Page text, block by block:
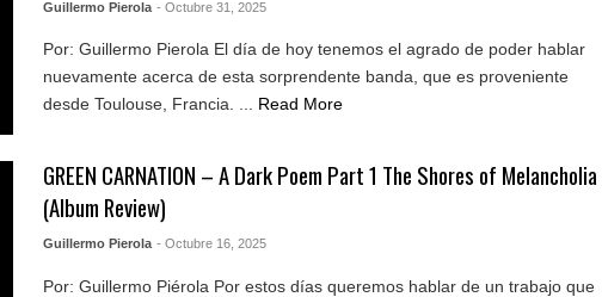
Guillermo Pierola - Octubre 31, 2025
Por: Guillermo Pierola El día de hoy tenemos el agrado de poder hablar
nuevamente acerca de esta sorprendente banda, que es proveniente
desde Toulouse, Francia. ...
Read More
GREEN CARNATION – A Dark Poem Part 1 The Shores of Melancholia
(Album Review)
Guillermo Pierola - Octubre 16, 2025
Por: Guillermo Piérola Por estos días queremos hablar de un trabajo que